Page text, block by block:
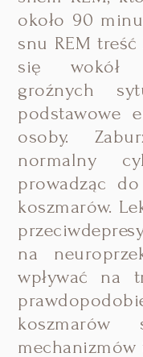
około 90
snu REM
się wokół
groźnych
podstawowe
osoby.
normalny
prowadząc
koszmarów.
na
wpływać na
koszmarów